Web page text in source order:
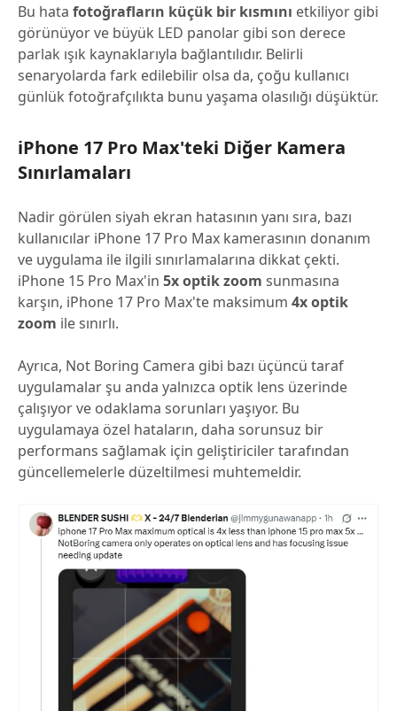
Bu hata fotoğrafların küçük bir kısmını etkiliyor gibi
görünüyor ve büyük LED panolar gibi son derece
parlak ışık kaynaklarıyla bağlantılıdır. Belirli
senaryolarda fark edilebilir olsa da, çoğu kullanıcı
günlük fotoğrafçılıkta bunu yaşama olasılığı düşüktür.
iPhone 17 Pro Max'teki Diğer Kamera
Sınırlamaları
Nadir görülen siyah ekran hatasının yanı sıra, bazı
kullanıcılar iPhone 17 Pro Max kamerasının donanım
ve uygulama ile ilgili sınırlamalarına dikkat çekti.
iPhone 15 Pro Max'in 5x optik zoom sunmasına
karşın, iPhone 17 Pro Max'te maksimum 4x optik
zoom ile sınırlı.
Ayrıca, Not Boring Camera gibi bazı üçüncü taraf
uygulamalar şu anda yalnızca optik lens üzerinde
çalışıyor ve odaklama sorunları yaşıyor. Bu
uygulamaya özel hataların, daha sorunsuz bir
performans sağlamak için geliştiriciler tarafından
güncellemelerle düzeltilmesi muhtemeldir.